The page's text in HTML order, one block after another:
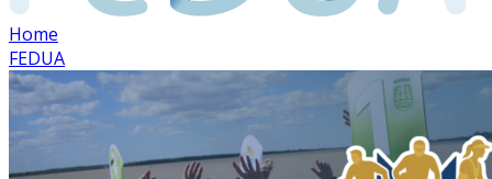
Home
FEDUA